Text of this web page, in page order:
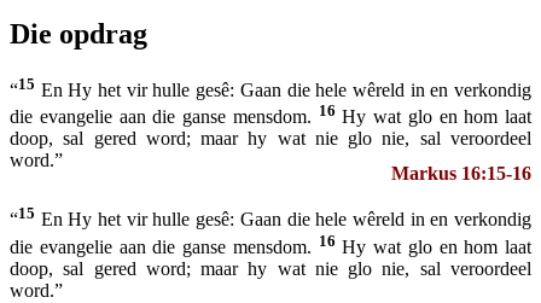
Die opdrag
“15 En Hy het vir hulle gesê: Gaan die hele wêreld in en verkondig
die evangelie aan die ganse mensdom. 16 Hy wat glo en hom laat
doop, sal gered word; maar hy wat nie glo nie, sal veroordeel
word.”
Markus 16:15-16
“15 En Hy het vir hulle gesê: Gaan die hele wêreld in en verkondig
die evangelie aan die ganse mensdom. 16 Hy wat glo en hom laat
doop, sal gered word; maar hy wat nie glo nie, sal veroordeel
word.”